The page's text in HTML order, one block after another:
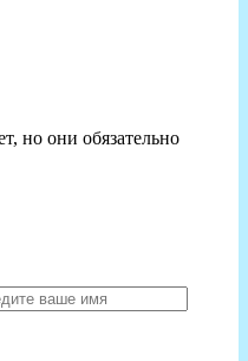
но они обязательно